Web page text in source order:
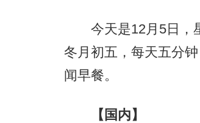
今天是12月5日，星
冬月初五，每天五分
闻早餐。
【国内】